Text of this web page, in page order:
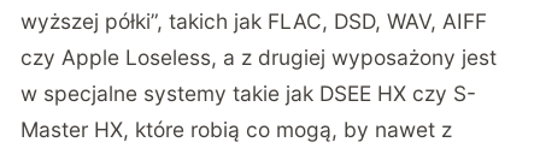
wyższej półki”, takich jak FLAC, DSD, WAV, AIFF
czy Apple Loseless, a z drugiej wyposażony jest
w specjalne systemy takie jak DSEE HX czy S-
Master HX, które robią co mogą, by nawet z